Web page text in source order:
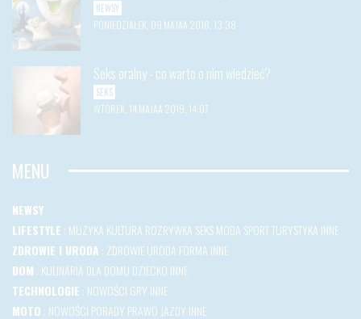
NEWSY
PONIEDZIAŁEK, 09 MAJAA 2016, 13:38
Seks oralny - co warto o nim wiedzieć?
SEKS
WTOREK, 14 MAJAA 2019, 14:07
MENU
NEWSY
LIFESTYLE : MUZYKA KULTURA ROZRYWKA SEKSMODA SPORTTURYSTYKA INNE
ZDROWIE I URODA : ZDROWIEURODA FORMA INNE
DOM : KULINARIA DLA DOMU DZIECKO INNE
TECHNOLOGIE : NOWOŚCI GRY INNE
MOTO : NOWOŚCI PORADY PRAWO JAZDY INNE